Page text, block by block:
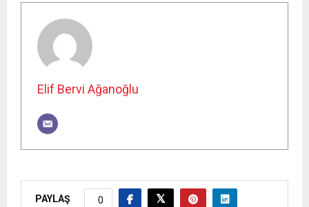
Elif Bervi Ağanoğlu
PAYLAŞ 0